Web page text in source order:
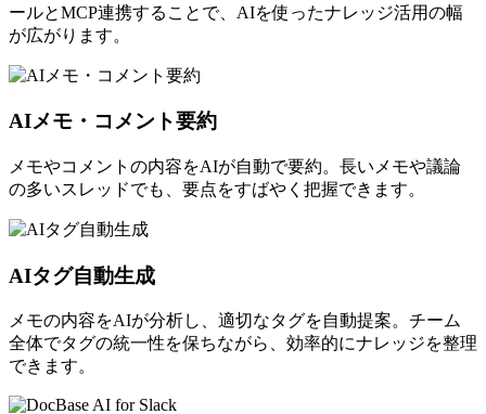
ールとMCP連携することで、AIを使ったナレッジ活用の幅
が広がります。
AIメモ・コメント要約
メモやコメントの内容をAIが自動で要約。長いメモや議論
の多いスレッドでも、要点をすばやく把握できます。
AIタグ自動生成
メモの内容をAIが分析し、適切なタグを自動提案。チーム
全体でタグの統一性を保ちながら、効率的にナレッジを整理
できます。